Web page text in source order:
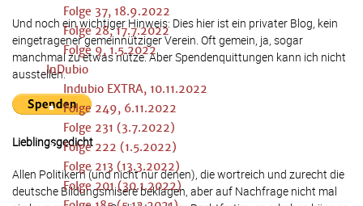
Folge 37, 18.9.2022
Folge 28, 17.7.2022
Folge 9, 1.5.2022
InDubio
Indubio EXTRA, 10.11.2022
Folge 249, 6.11.2022
Folge 231 (3.7.2022)
Folge 222 (1.5.2022)
Folge 213 (13.3.2022)
Folge 201 (30.1.2022)
Und noch ein wichtiger Hinweis: Dies hier ist ein privater Blog, kein
eingetragener gemeinnütziger Verein. Oft gemein, ja, sogar
manchmal zu etwas nütze. Aber Spendenquittungen kann ich nicht
ausstellen.
Lieblingsgedicht
Allen Politikern (und nicht nur denen), die wortreich und zurecht die
deutsche Bildungsmisere beklagen, aber auf Nachfrage nicht mal